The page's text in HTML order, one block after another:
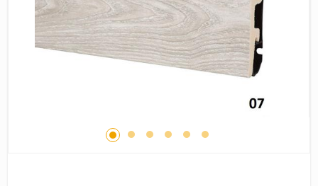
Бежевый
Дуб светлый
Коричневый